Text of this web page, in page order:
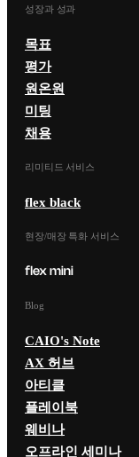
성장과 성과
목표
평가
원온원
미팅
채용
리미티드 서비스
flex black
현장/매장 특화 서비스
Blog
CAIO's Note
AX 허브
아티클
플레이북
웨비나
오프라인 세미나